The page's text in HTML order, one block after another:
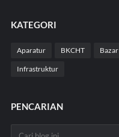
KATEGORI
Aparatur BKCHT Bazar
Infrastruktur
PENCARIAN